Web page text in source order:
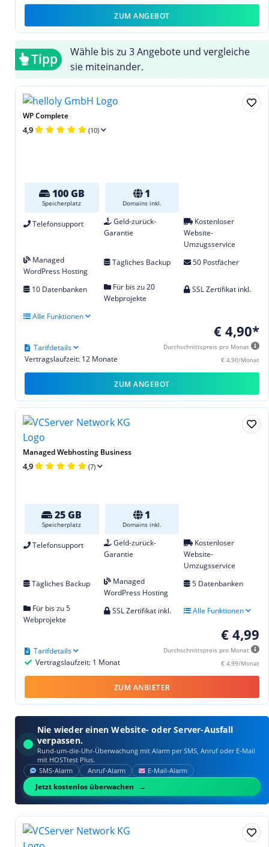
ZUM ANGEBOT
Tipp
Wähle bis zu 3 Angebote und vergleiche
sie miteinander.
WP Complete
4,9 (10)
100 GB
Speicherplatz
1
Domains inkl.
Telefonsupport
Geld-zurück-
Garantie
Kostenloser
Website-
Umzugsservice
Managed
WordPress Hosting
Tägliches Backup 50 Postfächer
10 Datenbanken
Für bis zu 20
Webprojekte
SSL Zertifikat inkl.
Alle Funktionen
€ 4,90*
Durchschnittspreis pro Monat
€ 4,90/Monat
Vertragslaufzeit: 12 Monate
Tarifdetails
ZUM ANGEBOT
Managed Webhosting Business
4,9 (7)
25 GB
Speicherplatz
1
Domains inkl.
Telefonsupport
Geld-zurück-
Garantie
Kostenloser
Website-
Umzugsservice
Tägliches Backup
Managed
WordPress Hosting
5 Datenbanken
Für bis zu 5
Webprojekte
SSL Zertifikat inkl. Alle Funktionen
€ 4,99
Durchschnittspreis pro Monat
€ 4,99/Monat
Vertragslaufzeit: 1 Monat
Tarifdetails
ZUM ANBIETER
Nie wieder einen Website- oder Server-Ausfall
verpassen.
Rund-um-die-Uhr-Überwachung mit Alarm per SMS, Anruf oder E‑Mail
mit HOSTtest Plus.
SMS‑Alarm Anruf‑Alarm E‑Mail‑Alarm
Jetzt kostenlos überwachen